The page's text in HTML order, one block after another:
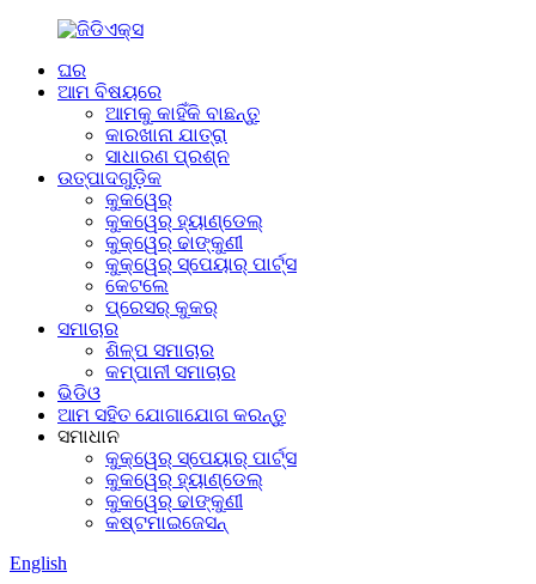
ଘର
ଆମ ବିଷୟରେ
ଆମକୁ କାହିଁକି ବାଛନ୍ତୁ
କାରଖାନା ଯାତ୍ରା
ସାଧାରଣ ପ୍ରଶ୍ନ
ଉତ୍ପାଦଗୁଡ଼ିକ
କୁକୱେର୍
କୁକୱେର୍ ହ୍ୟାଣ୍ଡେଲ୍
କୁକ୍‌ୱେର୍ ଢାଙ୍କୁଣୀ
କୁକ୍ୱେର୍ ସ୍ପେୟାର୍ ପାର୍ଟ୍ସ
କେଟଲେ
ପ୍ରେସର୍ କୁକର୍
ସମାଚାର
ଶିଳ୍ପ ସମାଚାର
କମ୍ପାନୀ ସମାଚାର
ଭିଡିଓ
ଆମ ସହିତ ଯୋଗାଯୋଗ କରନ୍ତୁ
ସମାଧାନ
କୁକ୍ୱେର୍ ସ୍ପେୟାର୍ ପାର୍ଟ୍ସ
କୁକୱେର୍ ହ୍ୟାଣ୍ଡେଲ୍
କୁକୱେର୍ ଢାଙ୍କୁଣୀ
କଷ୍ଟମାଇଜେସନ୍
English